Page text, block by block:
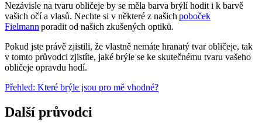
Nezávisle na tvaru obličeje by se měla barva brýlí hodit i k barvě
vašich očí a vlasů. Nechte si v některé z našich poboček
Fielmann poradit od našich zkušených optiků.
Pokud jste právě zjistili, že vlastně nemáte hranatý tvar obličeje, tak
v tomto průvodci zjistíte, jaké brýle se ke skutečnému tvaru vašeho
obličeje opravdu hodí.
Přehled: Které brýle jsou pro mě vhodné?
Další průvodci